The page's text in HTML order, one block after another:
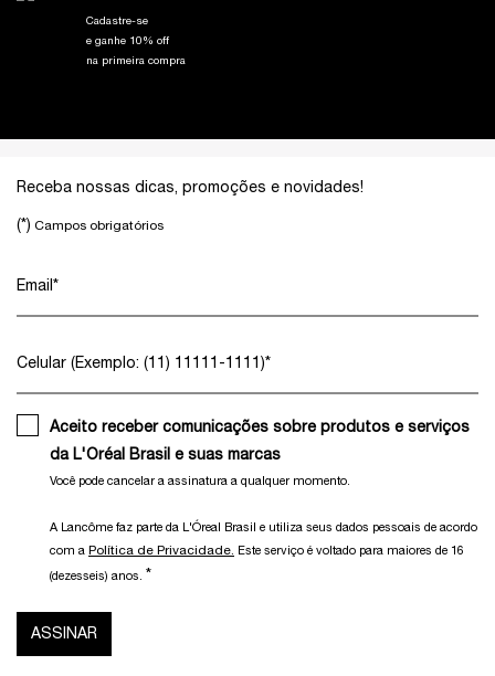
Cadastre-se
e ganhe 10% off
na primeira compra
Receba nossas dicas, promoções e novidades!
(*) Campos obrigatórios
Email *
Celular (Exemplo: (11) 11111-1111)*
Aceito receber comunicações sobre produtos e serviços
da L'Oréal Brasil e suas marcas
Você pode cancelar a assinatura a qualquer momento.​
A Lancôme faz parte da L'Óreal Brasil e utiliza seus dados pessoais de acordo
com a Política de Privacidade. Este serviço é voltado para maiores de 16
(dezesseis) anos. *
ASSINAR